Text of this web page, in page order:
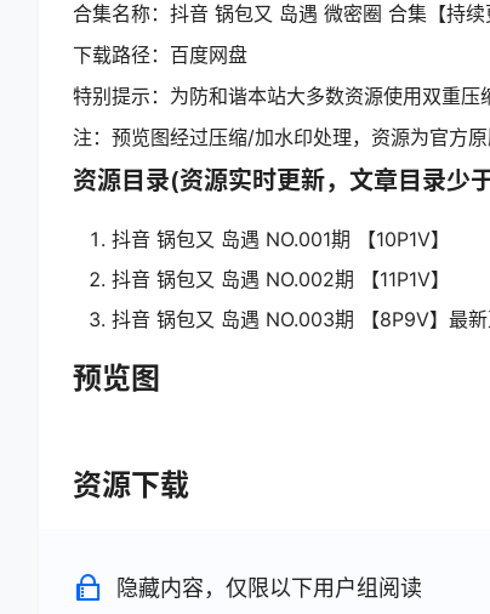
合集名称：抖音 锅包又 岛遇 微密圈 合集【持续
下载路径：百度网盘
特别提示：为防和谐本站大多数资源使用双重压
注：预览图经过压缩/加水印处理，资源为官方
资源目录(资源实时更新，文章目录少
抖音 锅包又 岛遇 NO.001期 【10P1V】
抖音 锅包又 岛遇 NO.002期 【11P1V】
抖音 锅包又 岛遇 NO.003期 【8P9V】最
预览图
资源下载
隐藏内容，仅限以下用户组阅读